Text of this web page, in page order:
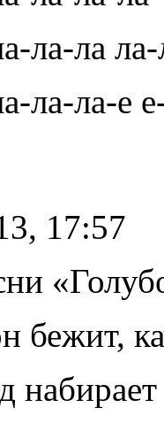
ла-ла
ла-ла-е
17:57
бежит,